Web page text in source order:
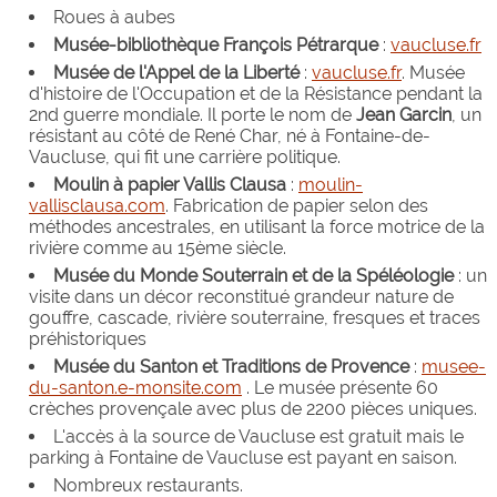
Roues à aubes
Musée-bibliothèque François Pétrarque: vaucluse.fr
Musée de l'Appel de la Liberté: vaucluse.fr. Musée
d'histoire de l'Occupation et de la Résistance pendant la
2nd guerre mondiale. Il porte le nom de Jean Garcin, un
résistant au côté de René Char, né à Fontaine-de-
Vaucluse, qui fit une carrière politique.
Moulin à papier Vallis Clausa : moulin-
vallisclausa.com. Fabrication de papier selon des
méthodes ancestrales, en utilisant la force motrice de la
rivière comme au 15ème siècle.
Musée du Monde Souterrain et de la Spéléologie: un
visite dans un décor reconstitué grandeur nature de
gouffre, cascade, rivière souterraine, fresques et traces
préhistoriques
Musée du Santon et Traditions de Provence: musee-
du-santon.e-monsite.com . Le musée présente 60
crèches provençale avec plus de 2200 pièces uniques.
L'accès à la source de Vaucluse est gratuit mais le
parking à Fontaine de Vaucluse est payant en saison.
Nombreux restaurants.